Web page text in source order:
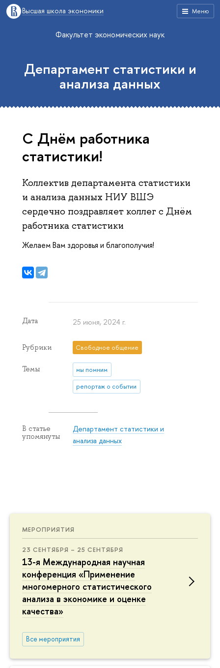
Меню
Высшая школа экономики
МЕРОПРИЯТИЯ
23 СЕНТЯБРЯ – 25 СЕНТЯБРЯ
13-я Международная научная
конференция «Применение
многомерного статистического
анализа в экономике и оценке
качества»
Все мероприятия
Факультет экономических наук
Департамент статистики и
анализа данных
С Днём работника
статистики!
Коллектив департамента статистики
и анализа данных НИУ ВШЭ
сердечно поздравляет коллег с Днём
работника статистики
Желаем Вам здоровья и благополучия!
Дата 25 июня, 2024 г.
Рубрики Свободное общение
Темы мы помним
репортаж о событии
В статье
упомянуты
Департамент статистики и
анализа данных